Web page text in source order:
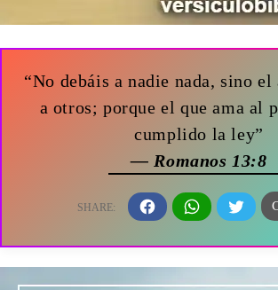
“No debáis a nadie nada, sino el
a otros; porque el que ama al
cumplido la ley”
— Romanos 13:8